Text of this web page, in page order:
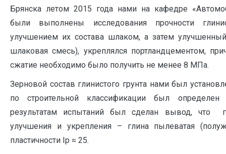
Брянска летом 2015 года нами на кафедре
были выполнены исследования прочности
улучшением их состава шлаком, а затем улучшенный
шлаковая смесь), укреплялся портландцементом,
сжатие необходимо было получить не менее 8 МПа.
Зерновой состав глинистого грунта нами был
по строительной классификации был
результатам испытаний был сделан вывод, что
улучшения и укрепления – глина пылеватая
пластичности Iр ≈ 25.